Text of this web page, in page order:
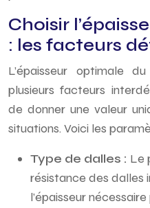
Choisir
: les facteurs
L’épaisseur optimale
plusieurs facteurs
de donner une valeur
situations. Voici les
Type de dalles : Le
résistance des
l’épaisseur